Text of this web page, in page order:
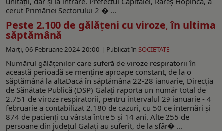
cerut Primăriei Sectorului 2 � ...
Peste 2.100 de gălăţeni cu viroze, în ultima
săptămână
Marți, 06 Februarie 2024 20:00 | Publicat în SOCIETATE
Numărul gălăţenilor care suferă de viroze respiratorii în
această perioadă se menține aproape constant, de la o
săptămână la altaDacă în săptămâna 22-28 ianuarie, Direcția
de Sănătate Publică (DSP) Galați raporta un număr total de
2.751 de viroze respiratorii, pentru intervalul 29 ianuarie - 4
februarie a contabilizat 2.180 de cazuri, cu 50 de internări și
874 de pacienți cu vârsta între 5 și 14 ani. Alte 255 de
persoane din judeţul Galaţi au suferit, de la sfâr� ...